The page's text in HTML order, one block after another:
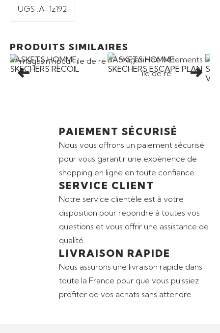
UGS :A-1z192
PRODUITS SIMILAIRES
Ajouter au panier
85,00 €
BASKETS HOMME
SKECHERS RECOIL
BASKETS HOMME
SKECHERS ESCAPE PLAN
PAIEMENT SÉCURISÉ
Nous vous offrons un paiement sécurisé
pour vous garantir une expérience de
shopping en ligne en toute confiance.
SERVICE CLIENT
Notre service clientèle est à votre
disposition pour répondre à toutes vos
questions et vous offrir une assistance de
qualité.
LIVRAISON RAPIDE
Nous assurons une livraison rapide dans
toute la France pour que vous puissiez
profiter de vos achats sans attendre.